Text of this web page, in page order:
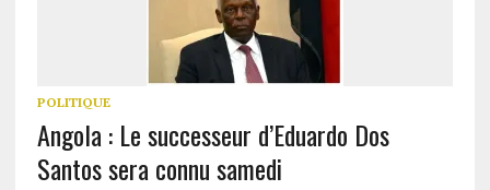
POLITIQUE
Angola : Le successeur d’Eduardo Dos
Santos sera connu samedi